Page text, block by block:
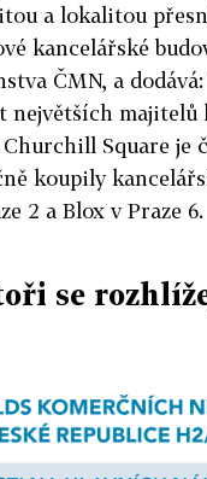
a lokalitou
kancelářské
ČMN, a
největších
Churchill Square
koupily
2 a Blox v Praze 6.
se